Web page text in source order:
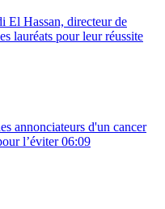
El Hassan, directeur de
lauréats pour leur réussite
annonciateurs d'un cancer
l’éviter 06:09